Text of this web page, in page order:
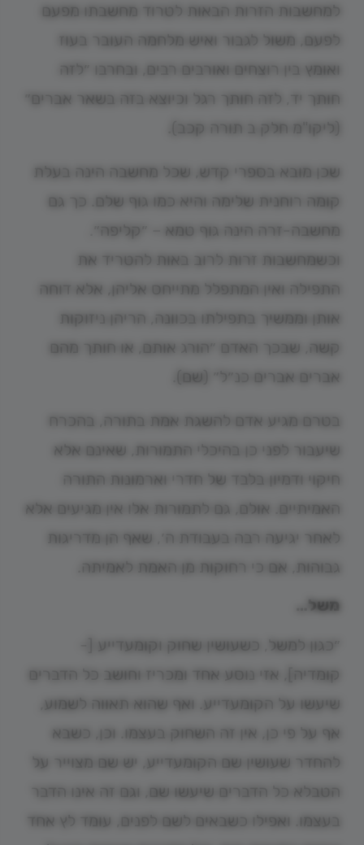
למחשבות הזרות הבאות לטרוד מחשבתו מפעם
לפעם, משול לגבור ואיש מלחמה העובר בעוז
ואומץ בין רוצחים ואורבים רבים, ובחרבו ״לזה
חותך יד, לזה חותך רגל וכיוצא בזה בשאר אברים״
(ליקו"מ חלק ב תורה קכב).
שכן מובא בספרי קדש, שכל מחשבה הינה בעלת
קומה רוחנית שלימה והיא כמו גוף שלם. כך גם
מחשבה-זרה הינה גוף טמא – ״קליפה״.
וכשמחשבות זרות לרוב באות להטריד את
התפילה ואין המתפלל מתייחס אליהן, אלא דוחה
אותן וממשיך בתפילתו בכוונה, הריהן ניזוקות
קשה, שבכך האדם ״הורג אותם, או חותך מהם
אברים אברים כנ״ל״ (שם).
בטרם מגיע אדם להשגת אמת בתורה, בהכרח
שיעבור לפני כן בהיכלי התמורות, שאינם אלא
חיקוי ודמיון בלבד של חדרי וארמונות התורה
האמיתיים. אולם, גם לתמורות אלו אין מגיעים אלא
לאחר יגיעה רבה בעבודת ה׳, שאף הן מדריגות
גבוהות, אם כי רחוקות מן האמת לאמיתה.
משל…
״כגון למשל, כשעושין שחוק וקומעדייע [-
קומדיה], אזי נוסע אחד ומכריז וחושב כל הדברים
שיעשו על הקומעדייע. ואף שהוא תאווה לשמוע,
אף על פי כן, אין זה השחוק בעצמו. וכן, כשבא
להחדר שעושין שם הקומעדייע, יש שם מצוייר על
הטבלא כל הדברים שיעשו שם, וגם זה אינו הדבר
בעצמו. ואפילו כשבאים לשם לפנים, עומד לץ אחד